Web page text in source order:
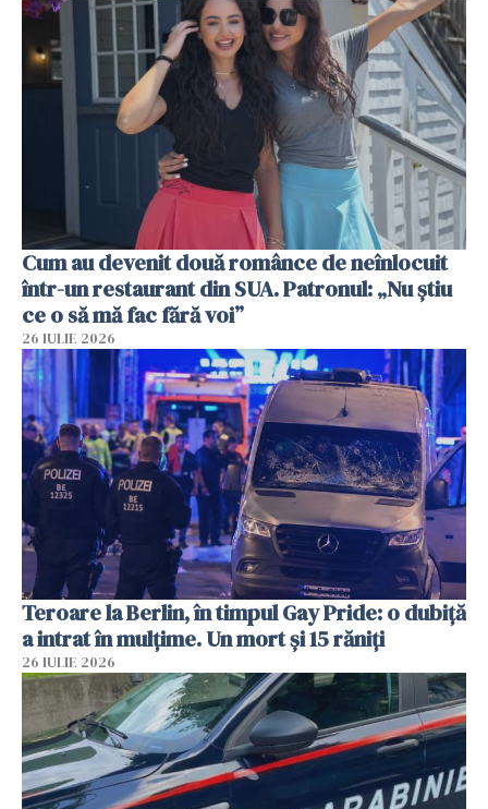
Cum au devenit două românce de neînlocuit
într-un restaurant din SUA. Patronul: „Nu știu
ce o să mă fac fără voi”
26 IULIE 2026
Teroare la Berlin, în timpul Gay Pride: o dubiță
a intrat în mulțime. Un mort și 15 răniți
26 IULIE 2026